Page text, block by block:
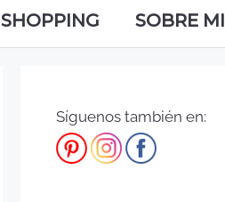
SHOPPING SOBRE MI
Síguenos también en: